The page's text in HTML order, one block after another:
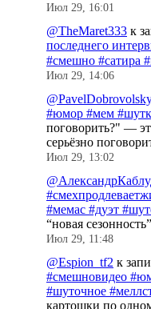
Июл 29, 16:01
@TheMaret333 к
последнего
#смешно #сатира
Июл 29, 14:06
#юмор #мем
поговорить?" —
серьёзно
Июл 29, 13:02
#мемас #дуэт
“новая сезонность”
Июл 29, 11:48
@Espion_tf2 к
#смешновидео
#шуточное
картошки по